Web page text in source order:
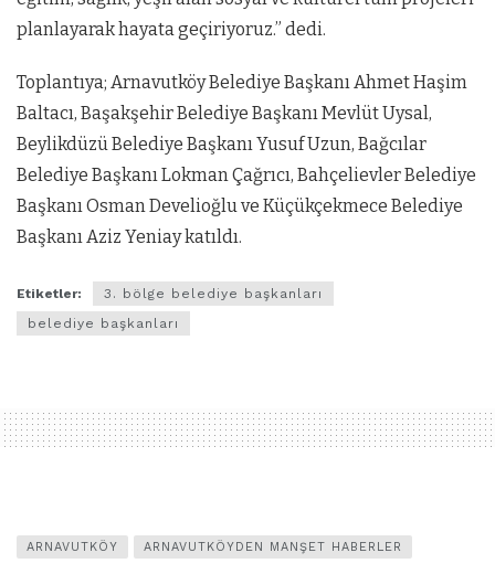
planlayarak hayata geçiriyoruz.” dedi.
Toplantıya; Arnavutköy Belediye Başkanı Ahmet Haşim
Baltacı, Başakşehir Belediye Başkanı Mevlüt Uysal,
Beylikdüzü Belediye Başkanı Yusuf Uzun, Bağcılar
Belediye Başkanı Lokman Çağrıcı, Bahçelievler Belediye
Başkanı Osman Develioğlu ve Küçükçekmece Belediye
Başkanı Aziz Yeniay katıldı.
Etiketler:
3. bölge belediye başkanları
belediye başkanları
ARNAVUTKÖY ARNAVUTKÖYDEN MANŞET HABERLER